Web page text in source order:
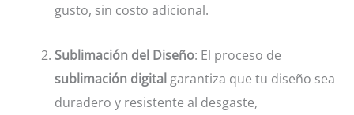
gusto, sin costo adicional.
Sublimación del Diseño: El proceso de
sublimación digital garantiza que tu diseño sea
duradero y resistente al desgaste,